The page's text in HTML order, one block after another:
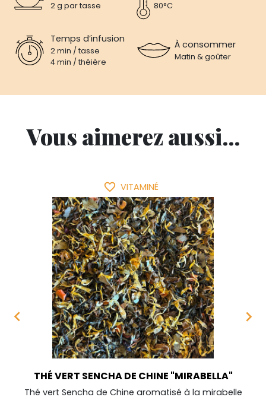
2 g par tasse 80°C
Temps d’infusion
2 min / tasse
4 min / théière
À consommer
Matin & goûter
Vous aimerez aussi...

favorite_border VITAMINÉ
THÉ VERT SENCHA DE CHINE "MIRABELLA"
Thé vert Sencha de Chine aromatisé à la mirabelle
